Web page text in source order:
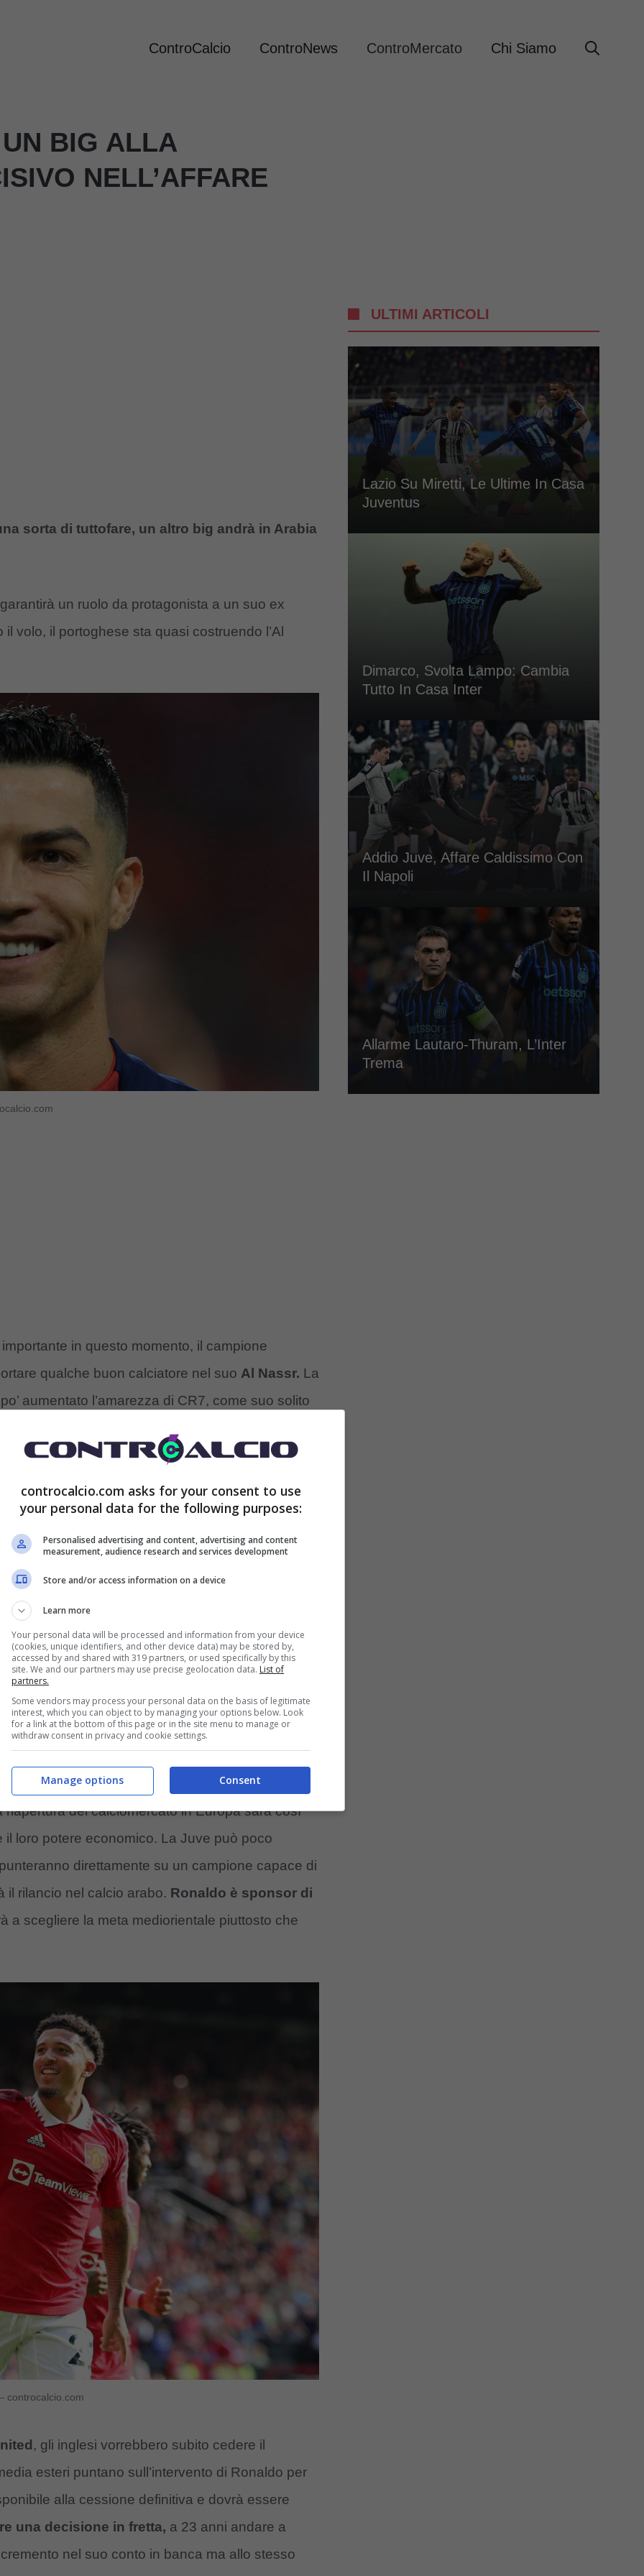
ControCalcio ControNews ControMercato Chi Siamo
BIG ALLA
NELL’AFFARE
sorta di tuttofare, un altro big andrà in Arabia
garantirà un ruolo da protagonista a un suo ex
volo, il portoghese sta quasi costruendo l’Al
in questo momento, il campione
qualche buon calciatore nel suo Al Nassr. La
aumentato l’amarezza di CR7, come suo solito
l’obiettivo di Cristiano Ronaldo,
portoghese è determinato, il suo apporto sarà
in Arabia Saudita.
per lui
del calciomercato in Europa sarà così
il loro potere economico. La Juve può poco
direttamente su un campione capace di
il rilancio nel calcio arabo. Ronaldo è sponsor di
a scegliere la meta mediorientale piuttosto che
controcalcio.com
, gli inglesi vorrebbero subito cedere il
esteri puntano sull’intervento di Ronaldo per
alla cessione definitiva e dovrà essere
una decisione in fretta, a 23 anni andare a
nel suo conto in banca ma allo stesso
ULTIMI ARTICOLI
Lazio Su Miretti, Le Ultime In Casa
Juventus
Dimarco, Svolta Lampo: Cambia
Tutto In Casa Inter
Addio Juve, Affare Caldissimo Con
Il Napoli
Allarme Lautaro-Thuram, L’Inter
Trema
controcalcio.com asks for your consent to use
your personal data for the following purposes:
Personalised advertising and content, advertising and content
measurement, audience research and services development
Store and/or access information on a device
Learn more
Your personal data will be processed and information from your device
(cookies, unique identifiers, and other device data) may be stored by,
accessed by and shared with 319 partners, or used specifically by this
site. We and our partners may use precise geolocation data. List of
partners.
Some vendors may process your personal data on the basis of legitimate
interest, which you can object to by managing your options below. Look
for a link at the bottom of this page or in the site menu to manage or
withdraw consent in privacy and cookie settings.
Consent
Manage options